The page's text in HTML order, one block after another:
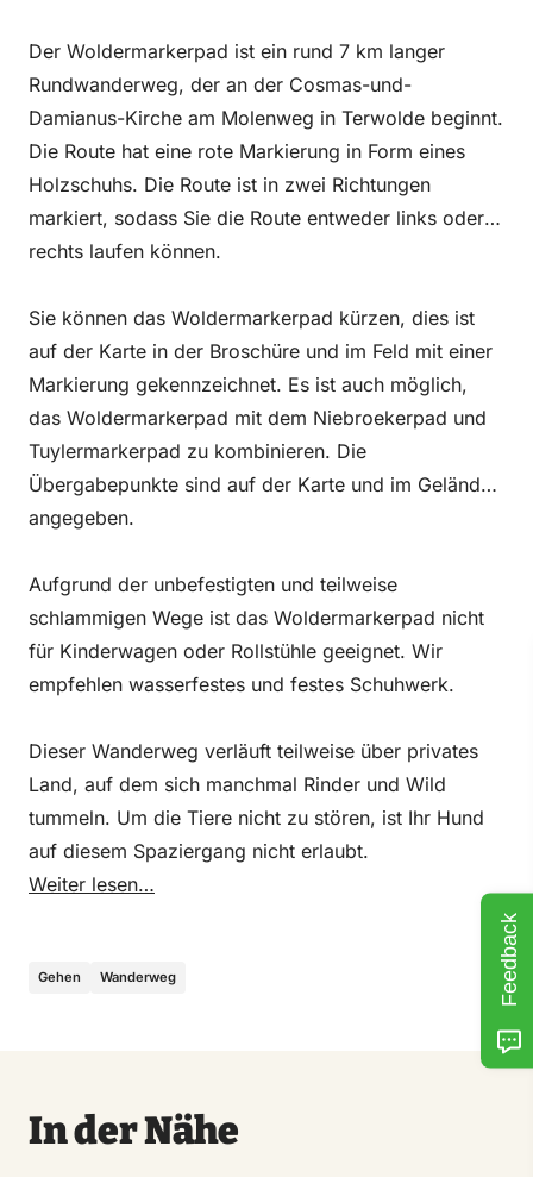
Der Woldermarkerpad ist ein rund 7 km langer
Rundwanderweg, der an der Cosmas-und-
Damianus-Kirche am Molenweg in Terwolde beginnt.
Die Route hat eine rote Markierung in Form eines
Holzschuhs. Die Route ist in zwei Richtungen
markiert, sodass Sie die Route entweder links oder
rechts laufen können.
Sie können das Woldermarkerpad kürzen, dies ist
auf der Karte in der Broschüre und im Feld mit einer
Markierung gekennzeichnet. Es ist auch möglich,
das Woldermarkerpad mit dem Niebroekerpad und
Tuylermarkerpad zu kombinieren. Die
Übergabepunkte sind auf der Karte und im Gelände
angegeben.
Aufgrund der unbefestigten und teilweise
schlammigen Wege ist das Woldermarkerpad nicht
für Kinderwagen oder Rollstühle geeignet. Wir
empfehlen wasserfestes und festes Schuhwerk.
Dieser Wanderweg verläuft teilweise über privates
Land, auf dem sich manchmal Rinder und Wild
tummeln. Um die Tiere nicht zu stören, ist Ihr Hund
auf diesem Spaziergang nicht erlaubt.
Weiter lesen…
Gehen Wanderweg
In der Nähe
Feedback